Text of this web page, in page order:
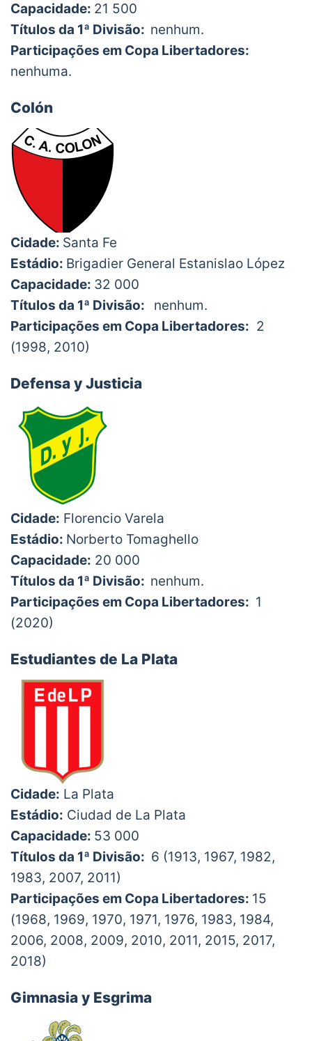
Capacidade: 21 500
Títulos da 1ª Divisão: nenhum.
Participações em Copa Libertadores:
nenhuma.
Colón
Cidade: Santa Fe
Estádio: Brigadier General Estanislao López
Capacidade: 32 000
Títulos da 1ª Divisão:
nenhum.
Participações em Copa Libertadores: 2
(1998, 2010)
Defensa y Justicia
Cidade: Florencio Varela
Estádio: Norberto Tomaghello
Capacidade: 20 000
Títulos da 1ª Divisão: nenhum.
Participações em Copa Libertadores: 1
(2020)
Estudiantes de La Plata
Cidade: La Plata
Estádio: Ciudad de La Plata
Capacidade: 53 000
Títulos da 1ª Divisão: 6 (1913, 1967, 1982,
1983, 2007, 2011)
Participações em Copa Libertadores: 15
(1968, 1969, 1970, 1971, 1976, 1983, 1984,
2006, 2008, 2009, 2010, 2011, 2015, 2017,
2018)
Gimnasia y Esgrima